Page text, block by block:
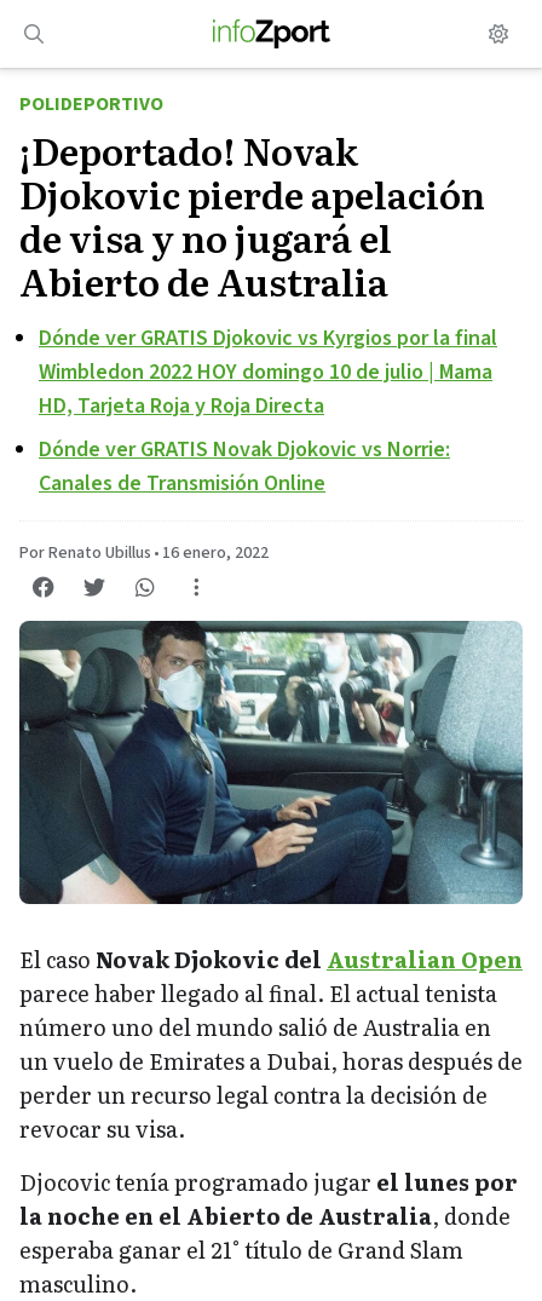
contenido
POLIDEPORTIVO
¡Deportado! Novak
Djokovic pierde apelación
de visa y no jugará el
Abierto de Australia
Dónde ver GRATIS Djokovic vs Kyrgios por la final
Wimbledon 2022 HOY domingo 10 de julio | Mama
HD, Tarjeta Roja y Roja Directa
Dónde ver GRATIS Novak Djokovic vs Norrie:
Canales de Transmisión Online
Por Renato Ubillus • 16 enero, 2022
El caso Novak Djokovic del Australian Open
parece haber llegado al final. El actual tenista
número uno del mundo salió de Australia en
un vuelo de Emirates a Dubai, horas después de
perder un recurso legal contra la decisión de
revocar su visa.
Djocovic tenía programado jugar el lunes por
la noche en el Abierto de Australia, donde
esperaba ganar el 21° título de Grand Slam
masculino.